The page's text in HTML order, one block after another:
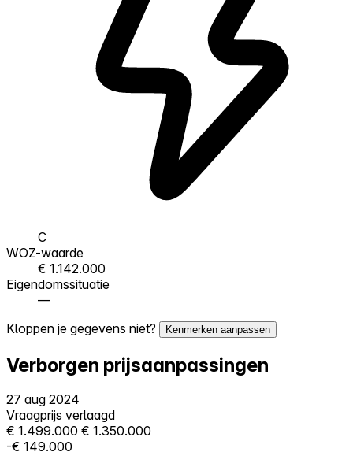
C
WOZ-waarde
€ 1.142.000
Eigendomssituatie
—
Kloppen je gegevens niet?
Kenmerken aanpassen
Verborgen prijsaanpassingen
27 aug 2024
Vraagprijs verlaagd
€ 1.499.000 € 1.350.000
-€ 149.000